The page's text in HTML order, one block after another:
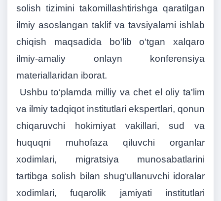
solish tizimini takomillashtirishga qaratilgan
ilmiy asoslangan taklif va tavsiyalarni ishlab
chiqish maqsadida bo‘lib o‘tgan xalqaro
ilmiy-amaliy onlayn konferensiya
materiallaridan iborat.
Ushbu to‘plamda milliy va chet el oliy ta'lim
va ilmiy tadqiqot institutlari ekspertlari, qonun
chiqaruvchi hokimiyat vakillari, sud va
huquqni muhofaza qiluvchi organlar
xodimlari, migratsiya munosabatlarini
tartibga solish bilan shug‘ullanuvchi idoralar
xodimlari, fuqarolik jamiyati institutlari